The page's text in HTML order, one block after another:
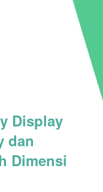
Display
dan
Dimensi